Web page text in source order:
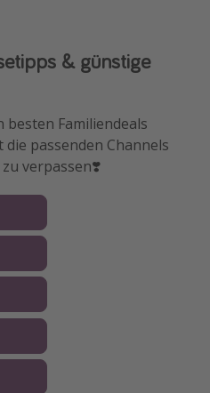
& günstige
besten Familiendeals
passenden Channels
verpassen❣️